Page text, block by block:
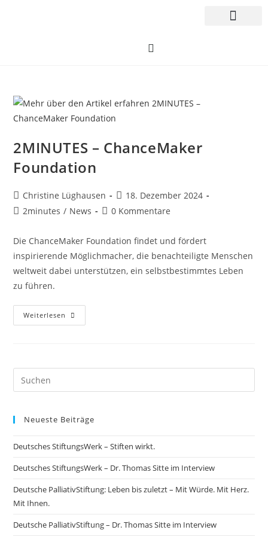
2MINUTES – ChanceMaker
Foundation
Christine Lüghausen
18. Dezember 2024
2minutes / News 0 Kommentare
Die ChanceMaker Foundation findet und fördert
inspirierende Möglichmacher, die benachteiligte Menschen
weltweit dabei unterstützen, ein selbstbestimmtes Leben
zu führen.
Weiterlesen
Neueste Beiträge
Deutsches StiftungsWerk – Stiften wirkt.
Deutsches StiftungsWerk – Dr. Thomas Sitte im Interview
Deutsche PalliativStiftung: Leben bis zuletzt – Mit Würde. Mit Herz.
Mit Ihnen.
Deutsche PalliativStiftung – Dr. Thomas Sitte im Interview